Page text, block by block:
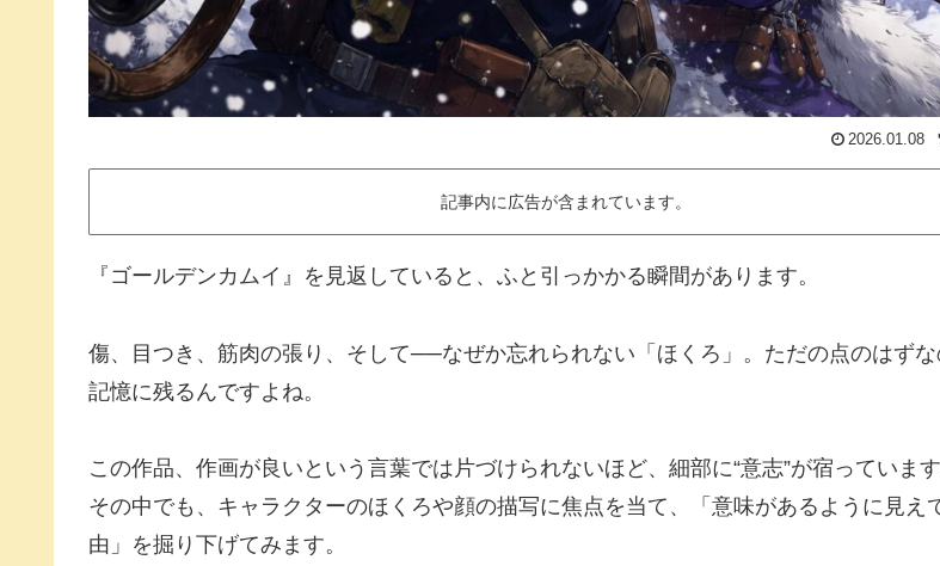
2026.01.08
記事内に広告が含まれています。
『ゴールデンカムイ』を見返していると、ふと引っかかる瞬間があります。
傷、目つき、筋肉の張り、そして──なぜか忘れられない「ほくろ」。ただの点のはずな
記憶に残るんですよね。
この作品、作画が良いという言葉では片づけられないほど、細部に“意志”が宿っていま
その中でも、キャラクターのほくろや顔の描写に焦点を当て、「意味があるように見え
由」を掘り下げてみます。